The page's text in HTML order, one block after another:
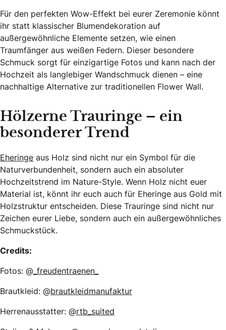
Für den perfekten Wow-Effekt bei eurer Zeremonie könnt
ihr statt klassischer Blumendekoration auf
außergewöhnliche Elemente setzen, wie einen
Traumfänger aus weißen Federn. Dieser besondere
Schmuck sorgt für einzigartige Fotos und kann nach der
Hochzeit als langlebiger Wandschmuck dienen – eine
nachhaltige Alternative zur traditionellen Flower Wall.
Hölzerne Trauringe – ein
besonderer Trend
Eheringe aus Holz sind nicht nur ein Symbol für die
Naturverbundenheit, sondern auch ein absoluter
Hochzeitstrend im Nature-Style. Wenn Holz nicht euer
Material ist, könnt ihr euch auch für Eheringe aus Gold mit
Holzstruktur entscheiden. Diese Trauringe sind nicht nur
Zeichen eurer Liebe, sondern auch ein außergewöhnliches
Schmuckstück.
Credits:
Fotos: @ _freudentraenen_
Brautkleid: @brautkleidmanufaktur
Herrenausstatter: @rtb_suited